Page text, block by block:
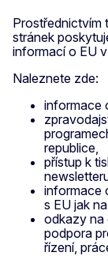
stránek
informací o EU
Naleznete zde:
informace
republice,
přístup k
informace
s EU jak
odkazy na
podpora
řízení,